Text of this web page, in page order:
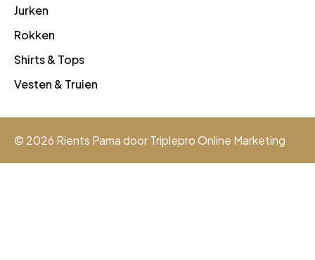
Jurken
Rokken
Shirts & Tops
Vesten & Truien
© 2026 Rients Pama doorTriplepro Online Marketing